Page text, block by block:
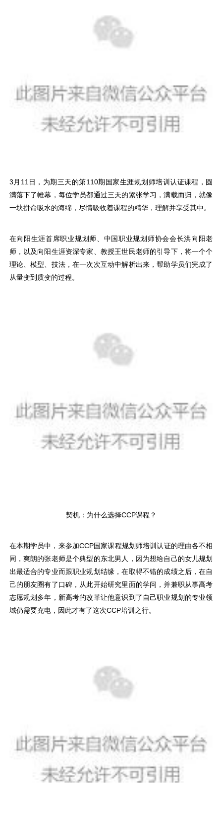
3月11日，为期三天的第110期国家生涯规划师培训认证课程，圆
满落下了帷幕，每位学员都通过三天的紧张学习，满载而归，就像
一块拼命吸水的海绵，尽情吸收着课程的精华，理解并享受其中。
在向阳生涯首席职业规划师、中国职业规划师协会会长洪向阳老
师，以及向阳生涯资深专家、教授王世民老师的引导下，将一个个
理论、模型、技法，在一次次互动中解析出来，帮助学员们完成了
从量变到质变的过程。
契机：为什么选择CCP课程？
在本期学员中，来参加CCP国家课程规划师培训认证的理由各不相
同，爽朗的张老师是个典型的东北男人，因为想给自己的女儿规划
出最适合的专业而跟职业规划结缘，在取得不错的成绩之后，在自
己的朋友圈有了口碑，从此开始研究里面的学问，并兼职从事高考
志愿规划多年，新高考的改革让他意识到了自己职业规划的专业领
域仍需要充电，因此才有了这次CCP培训之行。